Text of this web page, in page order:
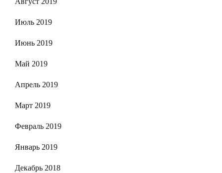
Июль 2019
Июнь 2019
Май 2019
Апрель 2019
Март 2019
Февраль 2019
Январь 2019
Декабрь 2018